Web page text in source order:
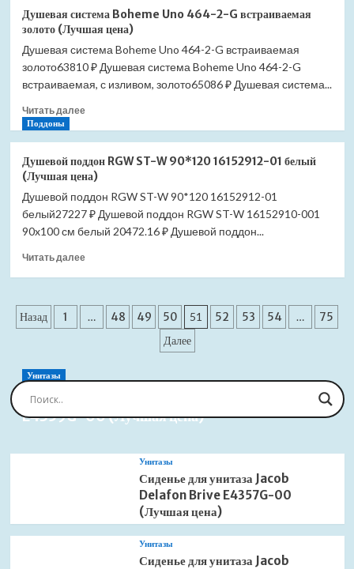
(Лучшая
система
Boheme
Uno
464-
2-
встраиваемая
сталь
(графит)
(Лучшая
Душевая система Boheme Uno 464-2-G встраиваемая
золото (Лучшая цена)
Душевая система Boheme Uno 464-2-G встраиваемая
золото63810 ₽ Душевая система Boheme Uno 464-2-G
встраиваемая, с изливом, золото65086 ₽ Душевая система...
Читать далееПрочитать
система
Boheme
Uno
464-
2-
встраиваемая
цена)
Поддоны
Душевой поддон RGW ST-W 90*120 16152912-01 белый
(Лучшая цена)
Душевой поддон RGW ST-W 90*120 16152912-01
белый27227 ₽ Душевой поддон RGW ST-W 16152910-001
90x100 см белый 20472.16 ₽ Душевой поддон...
Читать далееПрочитать
поддон
RGW
белый
Пагинация
Назад 1 … 48 49 50 51 52 53 54 …
75
Далее
Унитазы
Сиденье для унитаза Jacob Delafon Brive
E4359G-00 (Лучшая цена)
Унитазы
Сиденье для унитаза Jacob
Delafon Brive E4357G-00
(Лучшая цена)
Унитазы
Сиденье для унитаза Jacob